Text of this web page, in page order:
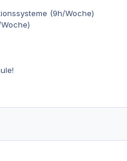
(9h/Woche)